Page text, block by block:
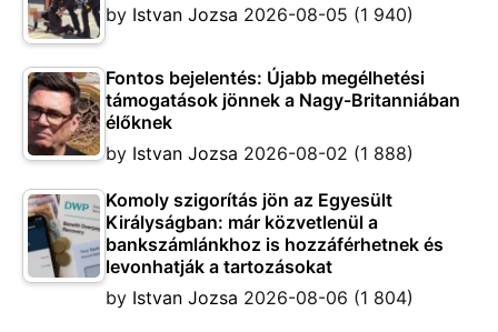
by Istvan Jozsa 2026-08-05 (1 940)
Fontos bejelentés: Újabb megélhetési
támogatások jönnek a Nagy-Britanniában
élőknek
by Istvan Jozsa 2026-08-02 (1 888)
Komoly szigorítás jön az Egyesült
Királyságban: már közvetlenül a
bankszámlánkhoz is hozzáférhetnek és
levonhatják a tartozásokat
by Istvan Jozsa 2026-08-06 (1 804)